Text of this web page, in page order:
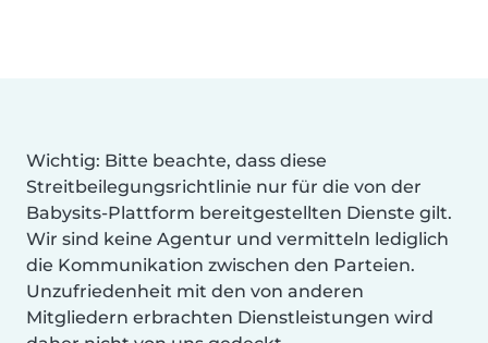
Wichtig: Bitte beachte, dass diese
Streitbeilegungsrichtlinie nur für die von der
Babysits-Plattform bereitgestellten Dienste gilt.
Wir sind keine Agentur und vermitteln lediglich
die Kommunikation zwischen den Parteien.
Unzufriedenheit mit den von anderen
Mitgliedern erbrachten Dienstleistungen wird